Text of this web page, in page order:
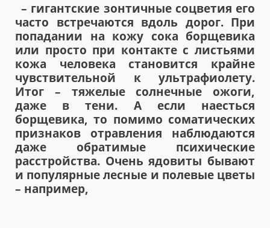
– гигантские зонтичные соцветия его
часто встречаются вдоль дорог. При
попадании на кожу сока борщевика
или просто при контакте с листьями
кожа человека становится крайне
чувствительной к ультрафиолету.
Итог – тяжелые солнечные ожоги,
даже в тени. А если наесться
борщевика, то помимо соматических
признаков отравления наблюдаются
даже обратимые психические
расстройства. Очень ядовиты бывают
и популярные лесные и полевые цветы
– например,